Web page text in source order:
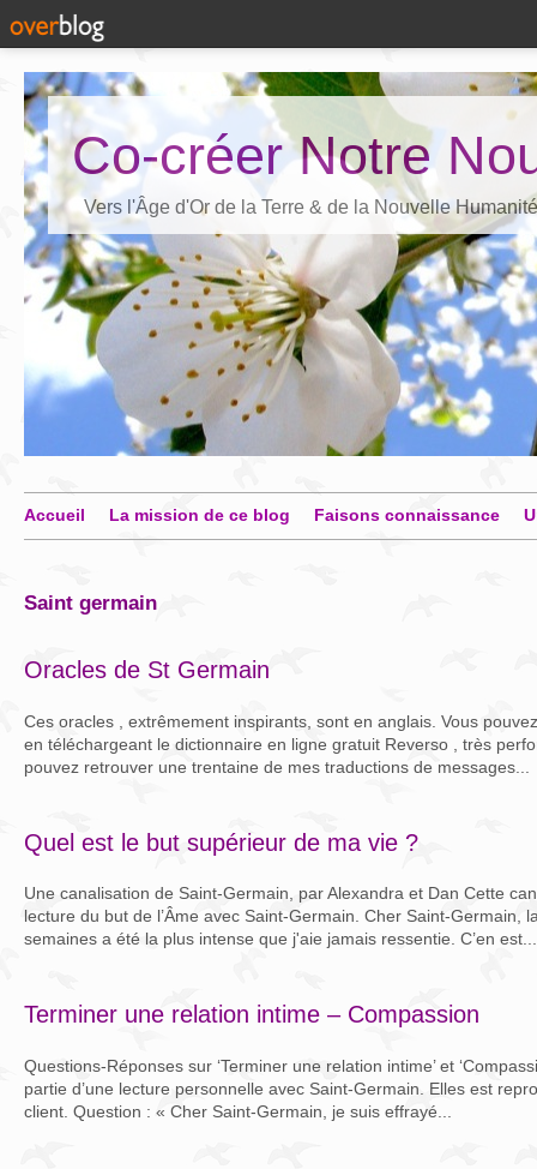
Co-créer Notre
Vers l'Âge d'Or de la Terre & de la Nouvelle Humanité
Accueil La mission de ce blog Faisons connaissance
saint germain
Oracles de St Germain
Ces oracles , extrêmement inspirants, sont en anglais. Vous
en téléchargeant le dictionnaire en ligne gratuit Reverso , très
pouvez retrouver une trentaine de mes traductions de messages...
Quel est le but supérieur de ma vie ?
Une canalisation de Saint-Germain, par Alexandra et Dan Cette
lecture du but de l’Âme avec Saint-Germain. Cher Saint-Germain,
semaines a été la plus intense que j'aie jamais ressentie. C’en est...
Terminer une relation intime – Compassion
Questions-Réponses sur ‘Terminer une relation intime’ et
partie d’une lecture personnelle avec Saint-Germain. Elles est
client. Question : « Cher Saint-Germain, je suis effrayé...